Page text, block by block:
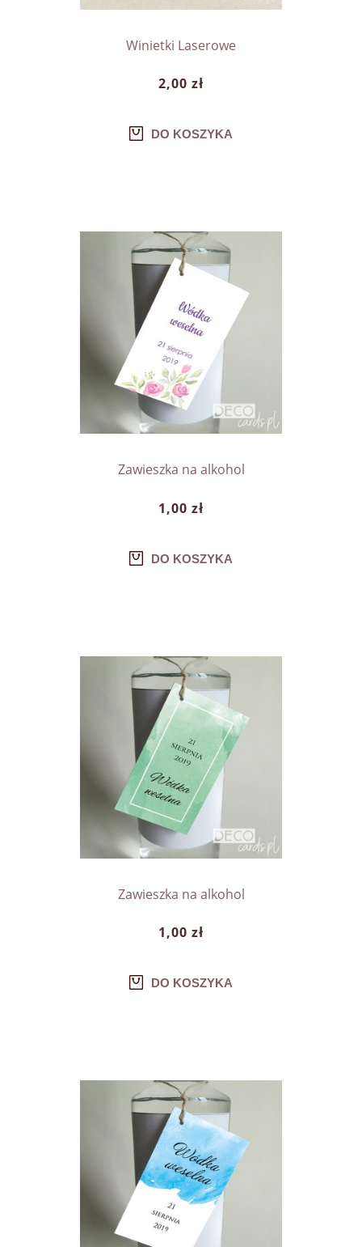
Winietki Laserowe
2,00 zł
DO KOSZYKA
Zawieszka na alkohol
1,00 zł
DO KOSZYKA
Zawieszka na alkohol
1,00 zł
DO KOSZYKA